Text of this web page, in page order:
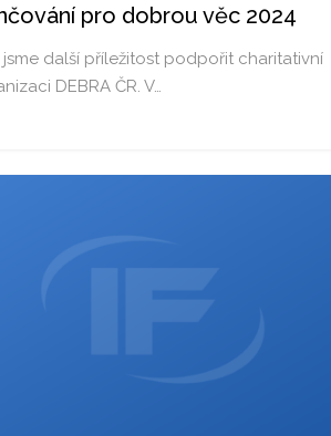
pro dobrou věc 2024
jsme další příležitost podpořit charitativní
DEBRA ČR. V…